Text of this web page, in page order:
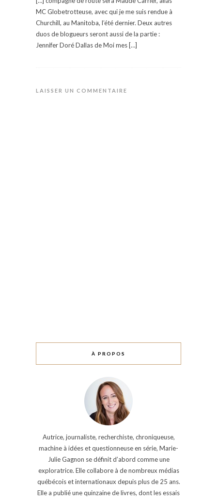
MC Globetrotteuse, avec qui je me suis rendue à
Churchill, au Manitoba, l’été dernier. Deux autres
duos de blogueurs seront aussi de la partie :
Jennifer Doré Dallas de Moi mes […]
LAISSER UN COMMENTAIRE
À PROPOS
Autrice, journaliste, recherchiste, chroniqueuse,
machine à idées et questionneuse en série, Marie-
Julie Gagnon se définit d’abord comme une
exploratrice. Elle collabore à de nombreux médias
québécois et internationaux depuis plus de 25 ans.
Elle a publié une quinzaine de livres, dont les essais